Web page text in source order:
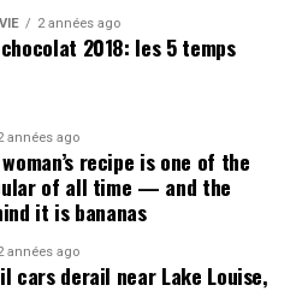
2 années ago
2018: les 5 temps
années ago
recipe is one of the
of all time — and the
it is bananas
années ago
cars derail near Lake Louise,